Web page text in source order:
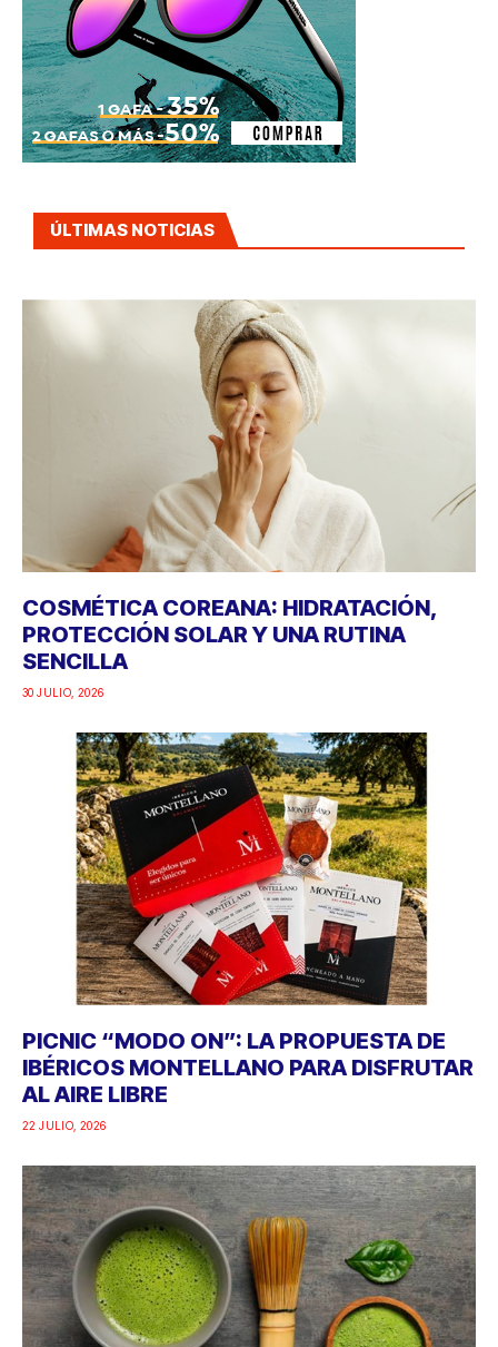
ÚLTIMAS NOTICIAS
COSMÉTICA COREANA: HIDRATACIÓN,
PROTECCIÓN SOLAR Y UNA RUTINA
SENCILLA
30 JULIO, 2026
PICNIC “MODO ON”: LA PROPUESTA DE
IBÉRICOS MONTELLANO PARA DISFRUTAR
AL AIRE LIBRE
22 JULIO, 2026